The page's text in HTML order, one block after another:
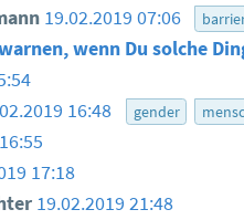
19.02.2019 07:06
wenn Du solche
16:48 gender
17:18
19.02.2019 21:48